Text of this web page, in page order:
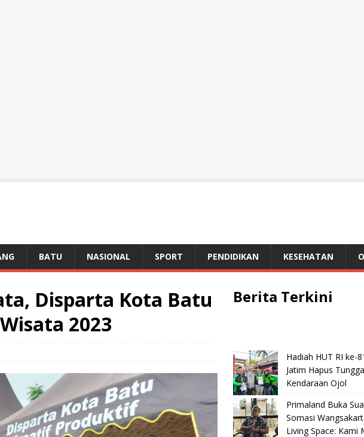
BATU NASIONAL SPORT PENDIDIKAN KESEHATAN
Disparta Kota Batu
2023
Berita Terkini
Hadiah HUT RI ke-
Jatim Hapus
Kendaraan Ojol
Primaland Buka
Somasi
Living Space: Kami